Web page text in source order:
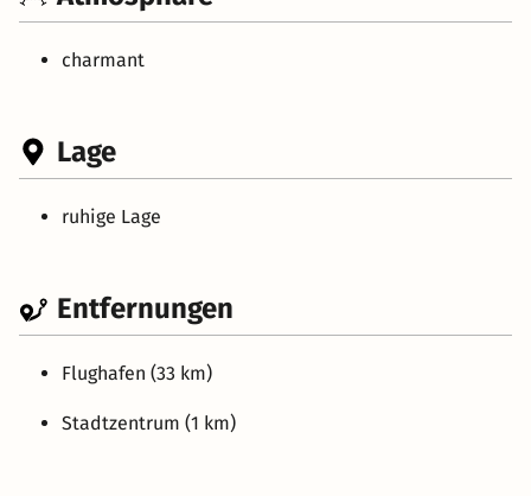
charmant
Lage
ruhige Lage
Entfernungen
Flughafen (33 km)
Stadtzentrum (1 km)